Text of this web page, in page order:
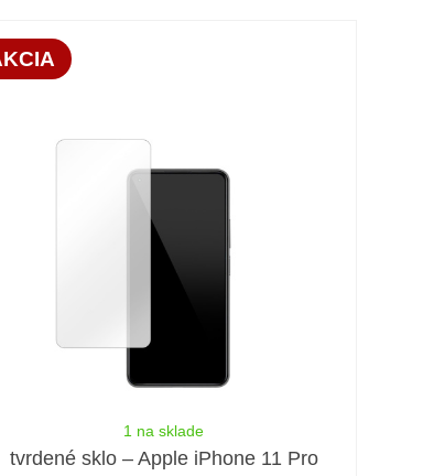
1 na sklade
tvrdené sklo – Apple iPhone 11 Pro